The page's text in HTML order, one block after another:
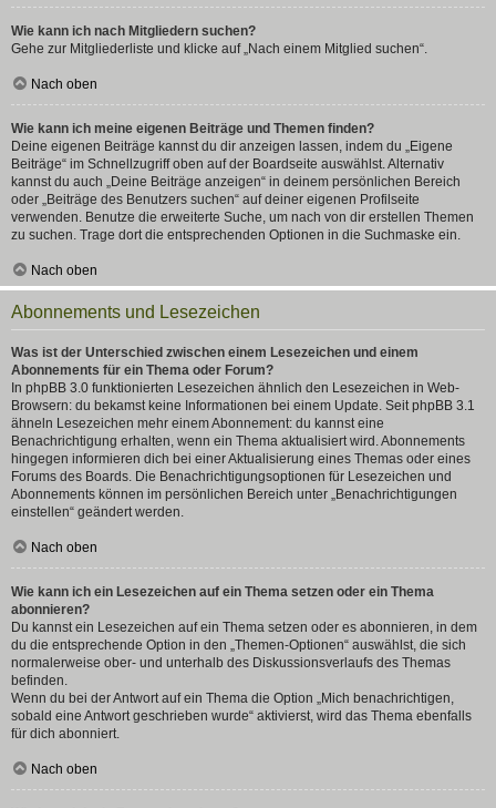
Wie kann ich nach Mitgliedern suchen?
Gehe zur Mitgliederliste und klicke auf „Nach einem Mitglied suchen“.
Nach oben
Wie kann ich meine eigenen Beiträge und Themen finden?
Deine eigenen Beiträge kannst du dir anzeigen lassen, indem du „Eigene
Beiträge“ im Schnellzugriff oben auf der Boardseite auswählst. Alternativ
kannst du auch „Deine Beiträge anzeigen“ in deinem persönlichen Bereich
oder „Beiträge des Benutzers suchen“ auf deiner eigenen Profilseite
verwenden. Benutze die erweiterte Suche, um nach von dir erstellen Themen
zu suchen. Trage dort die entsprechenden Optionen in die Suchmaske ein.
Nach oben
Abonnements und Lesezeichen
Was ist der Unterschied zwischen einem Lesezeichen und einem
Abonnements für ein Thema oder Forum?
In phpBB 3.0 funktionierten Lesezeichen ähnlich den Lesezeichen in Web-
Browsern: du bekamst keine Informationen bei einem Update. Seit phpBB 3.1
ähneln Lesezeichen mehr einem Abonnement: du kannst eine
Benachrichtigung erhalten, wenn ein Thema aktualisiert wird. Abonnements
hingegen informieren dich bei einer Aktualisierung eines Themas oder eines
Forums des Boards. Die Benachrichtigungsoptionen für Lesezeichen und
Abonnements können im persönlichen Bereich unter „Benachrichtigungen
einstellen“ geändert werden.
Nach oben
Wie kann ich ein Lesezeichen auf ein Thema setzen oder ein Thema
abonnieren?
Du kannst ein Lesezeichen auf ein Thema setzen oder es abonnieren, in dem
du die entsprechende Option in den „Themen-Optionen“ auswählst, die sich
normalerweise ober- und unterhalb des Diskussionsverlaufs des Themas
befinden.
Wenn du bei der Antwort auf ein Thema die Option „Mich benachrichtigen,
sobald eine Antwort geschrieben wurde“ aktivierst, wird das Thema ebenfalls
für dich abonniert.
Nach oben